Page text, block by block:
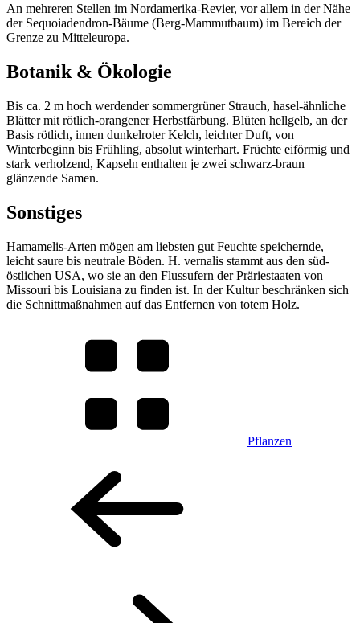
An mehreren Stellen im Nordamerika-Revier, vor allem in der Nähe
der Sequoiadendron-Bäume (Berg-Mammutbaum) im Bereich der
Grenze zu Mitteleuropa.
Botanik & Ökologie
Bis ca. 2 m hoch werdender sommergrüner Strauch, hasel-ähnliche
Blätter mit rötlich-orangener Herbstfärbung. Blüten hellgelb, an der
Basis rötlich, innen dunkelroter Kelch, leichter Duft, von
Winterbeginn bis Frühling, absolut winterhart. Früchte eiförmig und
stark verholzend, Kapseln enthalten je zwei schwarz-braun
glänzende Samen.
Sonstiges
Hamamelis-Arten mögen am liebsten gut Feuchte speichernde,
leicht saure bis neutrale Böden. H. vernalis stammt aus den süd-
östlichen USA, wo sie an den Flussufern der Präriestaaten von
Missouri bis Louisiana zu finden ist. In der Kultur beschränken sich
die Schnittmaßnahmen auf das Entfernen von totem Holz.
Pflanzen